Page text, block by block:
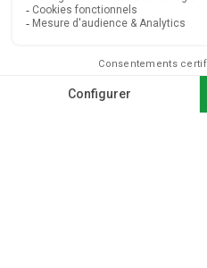
© 2026 TOUS DROITS